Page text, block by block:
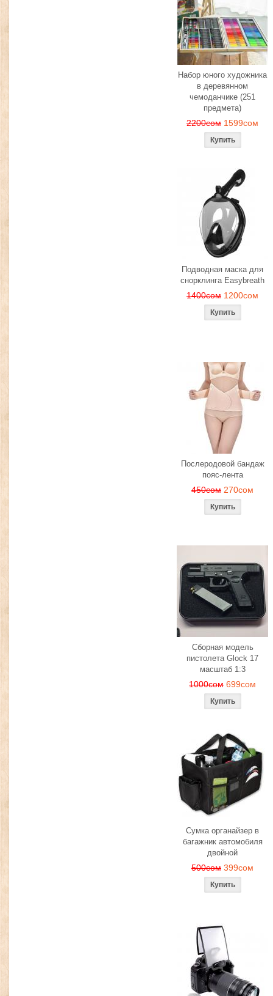
Набор юного художника
в деревянном
чемоданчике (251
предмета)
2200сом 1599сом
Подводная маска для
снорклинга Easybreath
1400сом 1200сом
Послеродовой бандаж
пояс-лента
450сом 270сом
Сборная модель
пистолета Glock 17
масштаб 1:3
1000сом 699сом
Сумка органайзер в
багажник автомобиля
двойной
500сом 399сом